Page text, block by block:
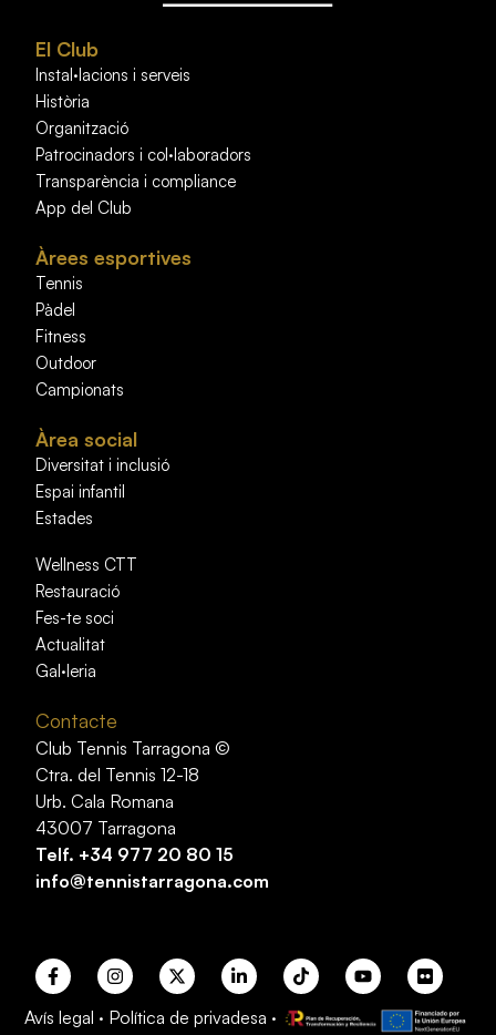
El Club
Instal·lacions i serveis
Història
Organització
Patrocinadors i col·laboradors
Transparència i compliance
App del Club
Àrees esportives
Tennis
Pàdel
Fitness
Outdoor
Campionats
Àrea social
Diversitat i inclusió
Espai infantil
Estades
Wellness CTT
Restauració
Fes-te soci
Actualitat
Gal·leria
Contacte
Club Tennis Tarragona ©
Ctra. del Tennis 12-18
Urb. Cala Romana
43007 Tarragona
Telf. +34 977 20 80 15
info@tennistarragona.com
Avís legal · Política de privadesa ·